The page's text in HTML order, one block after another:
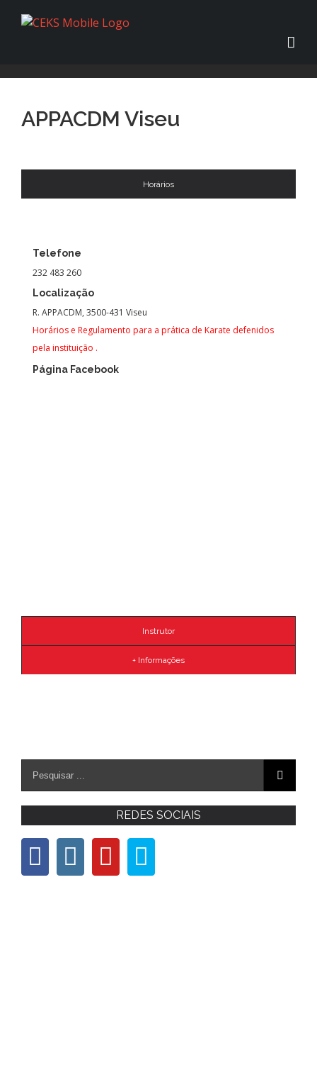
APPACDM Viseu
Horários
Telefone
232 483 260
Localização
R. APPACDM, 3500-431 Viseu
Horários e Regulamento para a prática de Karate defenidos
pela instituição .
Página Facebook
Instrutor
+ Informações
REDES SOCIAIS